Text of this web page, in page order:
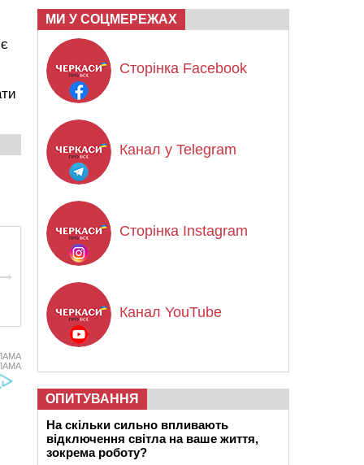
МИ У СОЦМЕРЕЖАХ
Сторінка Facebook
Канал у Telegram
Сторінка Instagram
Канал YouTube
ОПИТУВАННЯ
На скільки сильно впливають
відключення світла на ваше життя,
зокрема роботу?